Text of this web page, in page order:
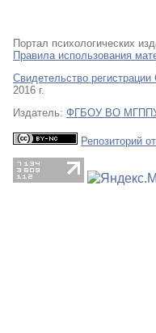
Портал психологических
Правила использования
Свидетельство
2016 г.
Издатель: ФГБОУ ВО
Репозиторий